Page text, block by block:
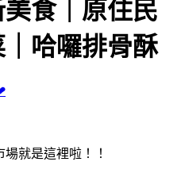
食｜原住民
哈囉排骨酥
就是這裡啦！！